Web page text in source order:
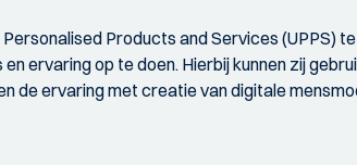
Products and Services (UPPS)
ervaring op te doen. Hierbij kunnen zij
de ervaring met creatie van digitale